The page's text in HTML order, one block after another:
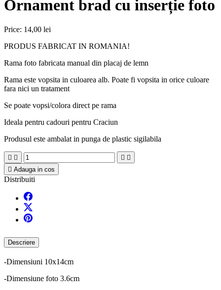
Ornament brad cu inserție foto
Price: 14,00 lei
PRODUS FABRICAT IN ROMANIA!
Rama foto fabricata manual din placaj de lemn
Rama este vopsita in culoarea alb. Poate fi vopsita in orice culoare
fara nici un tratament
Se poate vopsi/colora direct pe rama
Ideala pentru cadouri pentru Craciun
Produsul este ambalat in punga de plastic sigilabila
   
 Adauga in cos
Distribuiti
Descriere
-Dimensiuni 10x14cm
-Dimensiune foto 3.6cm